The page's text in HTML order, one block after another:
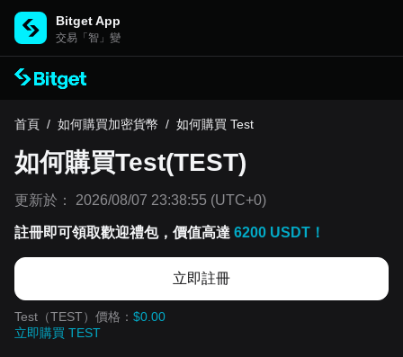
Bitget App
交易「智」變
首頁 / 如何購買加密貨幣 / 如何購買 Test
如何購買Test(TEST)
更新於： 2026/08/07 23:38:55 (UTC+0)
註冊即可領取歡迎禮包，價值高達 6200 USDT！
立即註冊
Test（TEST）價格： $0.00
立即購買 TEST